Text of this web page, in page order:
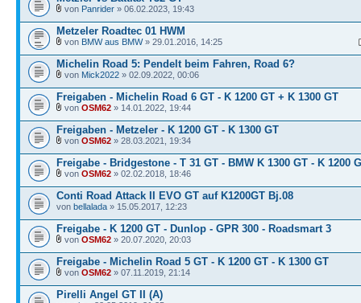
von Panrider » 06.02.2023, 19:43
Metzeler Roadtec 01 HWM
von BMW aus BMW» 29.01.2016, 14:25
Michelin Road 5: Pendelt beim Fahren, Road 6?
von Mick2022 » 02.09.2022, 00:06
Freigaben - Michelin Road 6 GT - K 1200 GT + K 1300 GT
von OSM62 » 14.01.2022, 19:44
Freigaben - Metzeler - K 1200 GT - K 1300 GT
von OSM62 » 28.03.2021, 19:34
Freigabe - Bridgestone - T 31 GT - BMW K 1300 GT - K 1200
von OSM62 » 02.02.2018, 18:46
Conti Road Attack II EVO GT auf K1200GT Bj.08
von bellalada » 15.05.2017, 12:23
Freigabe - K 1200 GT - Dunlop - GPR 300 - Roadsmart 3
von OSM62 » 20.07.2020, 20:03
Freigabe - Michelin Road 5 GT - K 1200 GT - K 1300 GT
von OSM62 » 07.11.2019, 21:14
Pirelli Angel GT II (A)